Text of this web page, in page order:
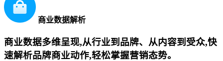
商业数据解析
商业数据多维呈现,从行业到品牌、从内容到受众,快
速解析品牌商业动作,轻松掌握营销态势。